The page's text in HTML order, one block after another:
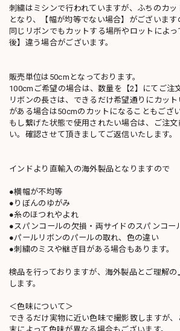
刺繍はミシンで行われていますが、ふちのカ
となり、【幅が均等でない場合】がございます
同じリボンでもカットする場所やロットによ
後】違う場合がございます。
販売単位は50cmとなっております。
100cmご希望の場合は、数量を【2】にてご注
リボンの長さは、できるだけ希望通りにカッ
がある場合は50cmのカットになることもござい
もし繋げた状態で使用されたい場合は、ご注
い。確認させて頂きましてご返信いたします。
インドより直輸入の海外製品となりますので
●横幅が不均等
●りぼんのゆがみ
●糸のほつれやよれ
●スパンコールの欠損・両サイドのスパンコー
●パールリボンのパールの取れ、色の違い
●刺繍のミスや継ぎ目がある場合もあります。
検品を行っておりますが、海外製品とご理解
します。
＜色味について＞
できるだけ実物に近い色味で撮影致しますが